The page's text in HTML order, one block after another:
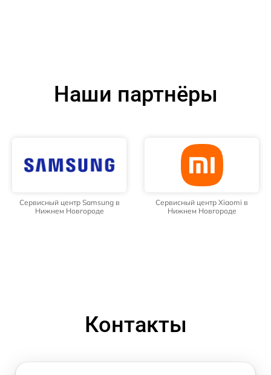
Наши партнёры
Сервисный центр Samsung в
Нижнем Новгороде
Сервисный центр Xiaomi в
Нижнем Новгороде
Контакты